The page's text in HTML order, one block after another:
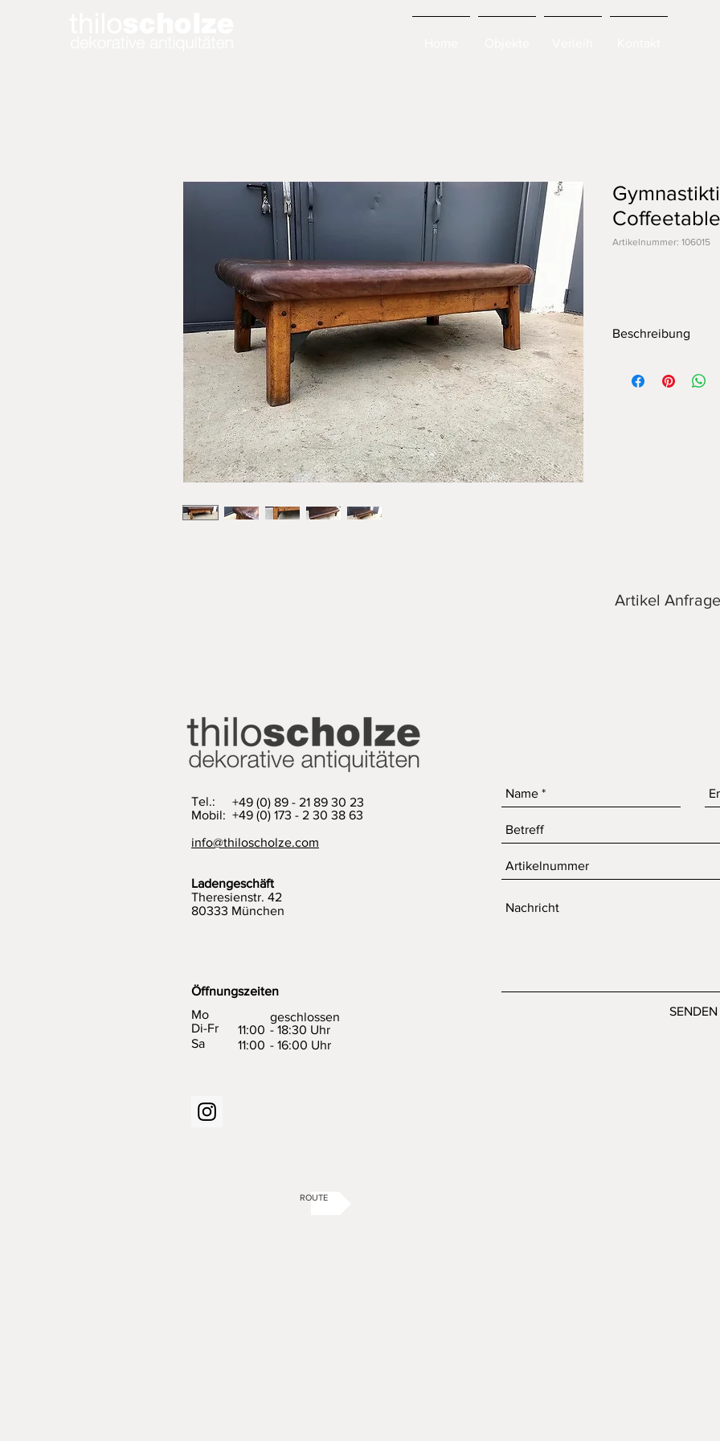
Coffeetable
Artikelnummer: 106015
Beschreibung
besonderer Patina,
Artikel
Tel.:
Mobil: +49 (0) 173 - 2 30 38 63
info@thiloscholze.com
Ladengeschäft
Theresienstr. 42
80333 München
+49 (0) 89 - 21 89 30 23
Öffnungszeiten
Mo
Di-Fr
Sa
11:00 - 18:30 Uhr
geschlossen
11:00 - 16:00 Uhr
SENDEN
ROUTE